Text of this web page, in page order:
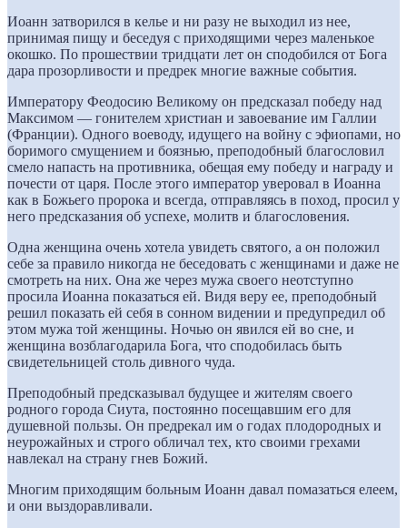
Иоанн затворился в келье и ни разу не выходил из нее,
принимая пищу и беседуя с приходящими через маленькое
окошко. По прошествии тридцати лет он сподобился от Бога
дара прозорливости и предрек многие важные события.
Императору Феодосию Великому он предсказал победу над
Максимом — гонителем христиан и завоевание им Галлии
(Франции). Одного воеводу, идущего на войну с эфиопами, но
боримого смущением и боязнью, преподобный благословил
смело напасть на противника, обещая ему победу и награду и
почести от царя. После этого император уверовал в Иоанна
как в Божьего пророка и всегда, отправляясь в поход, просил у
него предсказания об успехе, молитв и благословения.
Одна женщина очень хотела увидеть святого, а он положил
себе за правило никогда не беседовать с женщинами и даже не
смотреть на них. Она же через мужа своего неотступно
просила Иоанна показаться ей. Видя веру ее, преподобный
решил показать ей себя в сонном видении и предупредил об
этом мужа той женщины. Ночью он явился ей во сне, и
женщина возблагодарила Бога, что сподобилась быть
свидетельницей столь дивного чуда.
Преподобный предсказывал будущее и жителям своего
родного города Сиута, постоянно посещавшим его для
душевной пользы. Он предрекал им о годах плодородных и
неурожайных и строго обличал тех, кто своими грехами
навлекал на страну гнев Божий.
Многим приходящим больным Иоанн давал помазаться елеем,
и они выздоравливали.